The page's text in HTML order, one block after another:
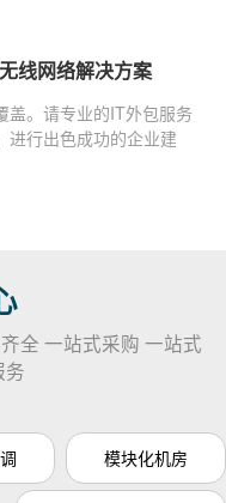
线网络解决方案
盖。请专业的IT外包服务
进行出色成功的企业建
全 一站式采购 一站式
务
模块化机房